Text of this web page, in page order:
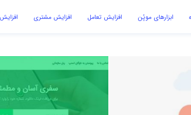
ابزارهای موپُن افزایش تعامل افزایش مشتری